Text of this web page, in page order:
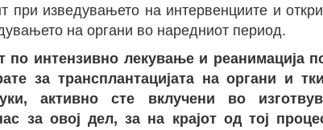
при изведувањето на интервенциите и
на органи во наредниот период.
по интензивно лекување и реанимација
за трансплантацијата на органи и
активно сте вклучени во
за овој дел, за на крајот од тој